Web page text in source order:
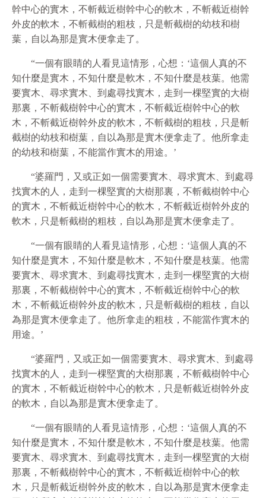
幹中心的實木，不斬截近樹幹中心的軟木，不斬截近樹幹
外皮的軟木，不斬截樹的粗枝，只是斬截樹的幼枝和樹
葉，自以為那是實木便拿走了。
“一個有眼睛的人看見這情形，心想：‘這個人真的不
知什麼是實木，不知什麼是軟木，不知什麼是枝葉。他需
要實木、尋求實木、到處尋找實木，走到一棵堅實的大樹
那裏，不斬截樹幹中心的實木，不斬截近樹幹中心的軟
木，不斬截近樹幹外皮的軟木，不斬截樹的粗枝，只是斬
截樹的幼枝和樹葉，自以為那是實木便拿走了。他所拿走
的幼枝和樹葉，不能當作實木的用途。’
“婆羅門，又或正如一個需要實木、尋求實木、到處尋
找實木的人，走到一棵堅實的大樹那裏，不斬截樹幹中心
的實木，不斬截近樹幹中心的軟木，不斬截近樹幹外皮的
軟木，只是斬截樹的粗枝，自以為那是實木便拿走了。
“一個有眼睛的人看見這情形，心想：‘這個人真的不
知什麼是實木，不知什麼是軟木，不知什麼是枝葉。他需
要實木、尋求實木、到處尋找實木，走到一棵堅實的大樹
那裏，不斬截樹幹中心的實木，不斬截近樹幹中心的軟
木，不斬截近樹幹外皮的軟木，只是斬截樹的粗枝，自以
為那是實木便拿走了。他所拿走的粗枝，不能當作實木的
用途。’
“婆羅門，又或正如一個需要實木、尋求實木、到處尋
找實木的人，走到一棵堅實的大樹那裏，不斬截樹幹中心
的實木，不斬截近樹幹中心的軟木，只是斬截近樹幹外皮
的軟木，自以為那是實木便拿走了。
“一個有眼睛的人看見這情形，心想：‘這個人真的不
知什麼是實木，不知什麼是軟木，不知什麼是枝葉。他需
要實木、尋求實木、到處尋找實木，走到一棵堅實的大樹
那裏，不斬截樹幹中心的實木，不斬截近樹幹中心的軟
木，只是斬截近樹幹外皮的軟木，自以為那是實木便拿走